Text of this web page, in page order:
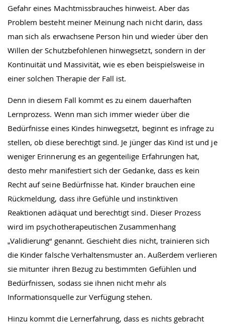
Gefahr eines Machtmissbrauches hinweist. Aber das
Problem besteht meiner Meinung nach nicht darin, dass
man sich als erwachsene Person hin und wieder über den
Willen der Schutzbefohlenen hinwegsetzt, sondern in der
Kontinuität und Massivität, wie es eben beispielsweise in
einer solchen Therapie der Fall ist.
Denn in diesem Fall kommt es zu einem dauerhaften
Lernprozess. Wenn man sich immer wieder über die
Bedürfnisse eines Kindes hinwegsetzt, beginnt es infrage zu
stellen, ob diese berechtigt sind. Je jünger das Kind ist und je
weniger Erinnerung es an gegenteilige Erfahrungen hat,
desto mehr manifestiert sich der Gedanke, dass es kein
Recht auf seine Bedürfnisse hat. Kinder brauchen eine
Rückmeldung, dass ihre Gefühle und instinktiven
Reaktionen adäquat und berechtigt sind. Dieser Prozess
wird im psychotherapeutischen Zusammenhang
„Validierung“ genannt. Geschieht dies nicht, trainieren sich
die Kinder falsche Verhaltensmuster an. Außerdem verlieren
sie mitunter ihren Bezug zu bestimmten Gefühlen und
Bedürfnissen, sodass sie ihnen nicht mehr als
Informationsquelle zur Verfügung stehen.
Hinzu kommt die Lernerfahrung, dass es nichts gebracht